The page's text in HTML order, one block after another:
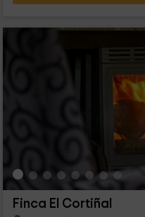
Finca El Cortiñal